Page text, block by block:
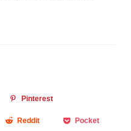
Pinterest
Reddit Pocket